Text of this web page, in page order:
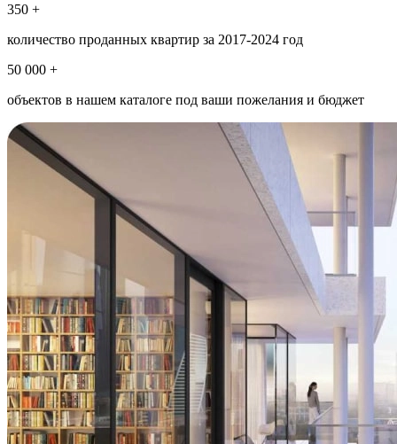
350 +
количество проданных квартир за 2017-2024 год
50 000 +
объектов в нашем каталоге под ваши пожелания и бюджет